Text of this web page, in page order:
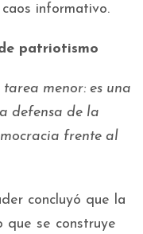
informativo.
patriotismo
menor: es una
defensa de la
frente al
concluyó que la
que se construye